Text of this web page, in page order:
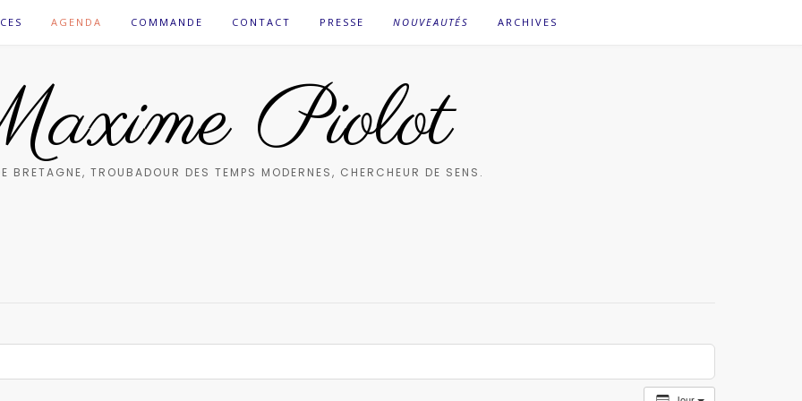
AGENDA COMMANDE CONTACT PRESSE NOUVEAUTÉS ARCHIVES
Piolot
BRETAGNE, TROUBADOUR DES TEMPS MODERNES, CHERCHEUR DE SENS.